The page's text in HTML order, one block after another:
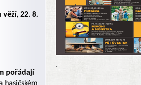
věží, 22. 8.
pořádají
.